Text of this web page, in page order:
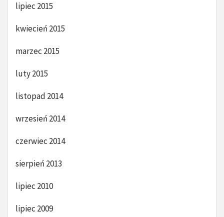
lipiec 2015
kwiecień 2015
marzec 2015
luty 2015
listopad 2014
wrzesień 2014
czerwiec 2014
sierpień 2013
lipiec 2010
lipiec 2009